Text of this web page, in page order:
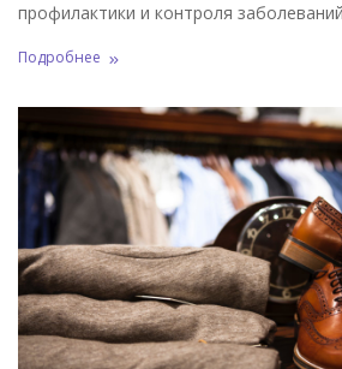
профилактики и контроля
Подробнее